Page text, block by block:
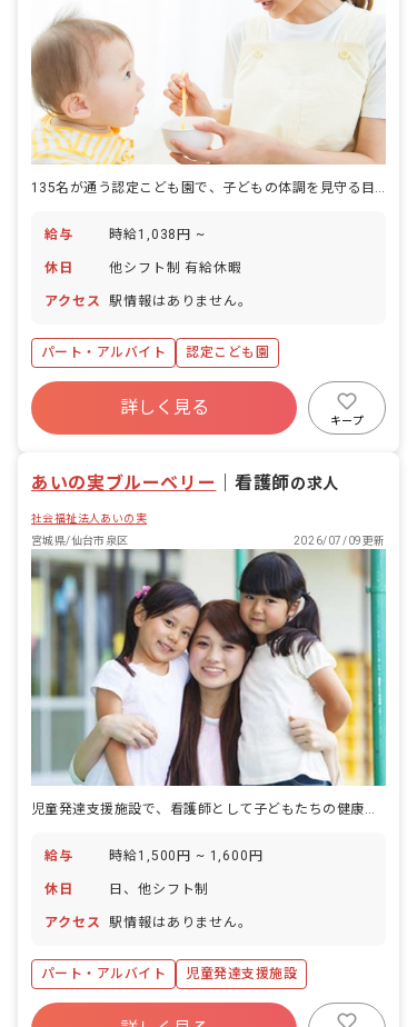
135名が通う認定こども園で、子どもの体調を見守る目を任されます。
給与 時給1,038円 ~
休日 他シフト制 有給休暇
アクセス 駅情報はありません。
パート・アルバイト 認定こども園
詳しく見る
キープ
あいの実ブルーベリー ｜看護師の求人
社会福祉法人あいの実
宮城県/仙台市泉区
2026/07/09更新
児童発達支援施設で、看護師として子どもたちの健康管理を担うパート勤務の募集です。
給与 時給1,500円 ~ 1,600円
休日 日、他シフト制
アクセス 駅情報はありません。
パート・アルバイト 児童発達支援施設